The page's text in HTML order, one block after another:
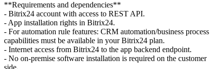
**Requirements and dependencies**
- Bitrix24 account with access to REST API.
- App installation rights in Bitrix24.
- For automation rule features: CRM automation/business process
capabilities must be available in your Bitrix24 plan.
- Internet access from Bitrix24 to the app backend endpoint.
- No on-premise software installation is required on the customer